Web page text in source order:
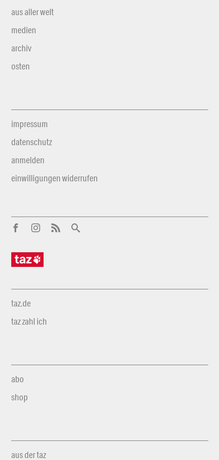
aus aller welt
medien
archiv
osten
impressum
datenschutz
anmelden
einwilligungen widerrufen
taz.de
taz zahl ich
abo
shop
aus der taz